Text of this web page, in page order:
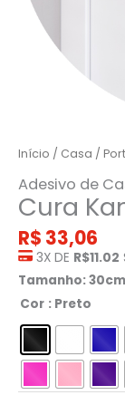
Início / Casa /
Adesivo de
Cura
R$ 33,06
3X DE R$11.02
Tamanho:
Cor : Preto